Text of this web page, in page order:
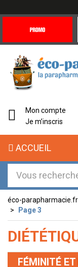
Offres
Mon compte
Je m’inscris
ACCUEIL
éco-parapharmacie.fr
Page 3
FÉMINITÉ